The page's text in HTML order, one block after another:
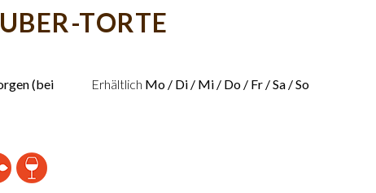
TORTE
(bei
Erhältlich Mo / Di / Mi / Do / Fr / Sa / So